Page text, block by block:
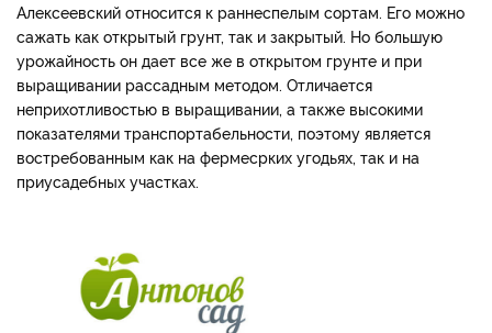
Алексеевский относится к раннеспелым сортам. Его можно
сажать как открытый грунт, так и закрытый. Но большую
урожайность он дает все же в открытом грунте и при
выращивании рассадным методом. Отличается
неприхотливостью в выращивании, а также высокими
показателями транспортабельности, поэтому является
востребованным как на фермесрких угодьях, так и на
приусадебных участках.